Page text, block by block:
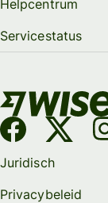
Helpcentrum
Servicestatus
Juridisch
Privacybeleid